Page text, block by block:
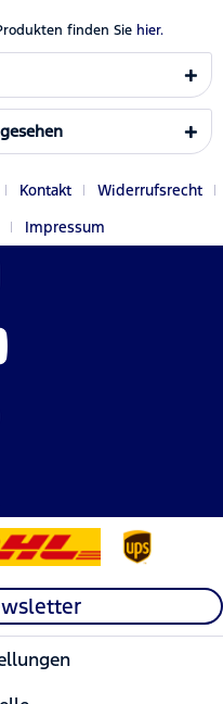
finden Sie hier.
Kontakt
Widerrufsrecht
Impressum